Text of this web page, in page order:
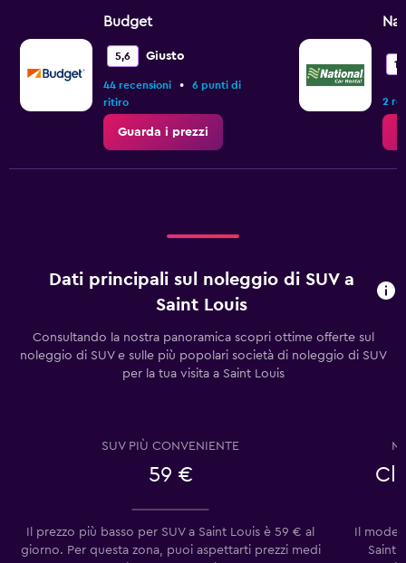
Budget
5,6 Giusto
44 recensioni •
6 punti di
ritiro
Guarda i prezzi
2
Dati principali sul noleggio di SUV a
Saint Louis
Consultando la nostra panoramica scopri ottime offerte sul
noleggio di SUV e sulle più popolari società di noleggio di SUV
per la tua visita a Saint Louis
SUV PIÙ CONVENIENTE
59 €
Il prezzo più basso per SUV a Saint Louis è 59 € al
giorno. Per questa zona, puoi aspettarti prezzi medi
Il
Saint